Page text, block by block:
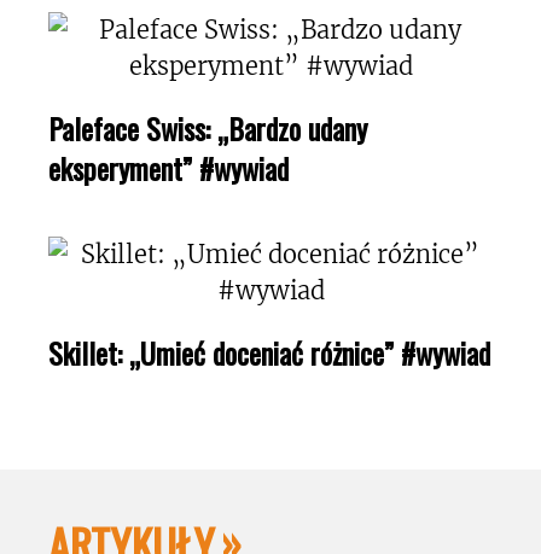
Paleface Swiss: „Bardzo udany
eksperyment” #wywiad
Skillet: „Umieć doceniać różnice” #wywiad